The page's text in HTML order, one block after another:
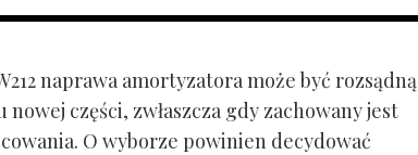
naprawa amortyzatora może być rozsądną
części, zwłaszcza gdy zachowany jest
O wyborze powinien decydować